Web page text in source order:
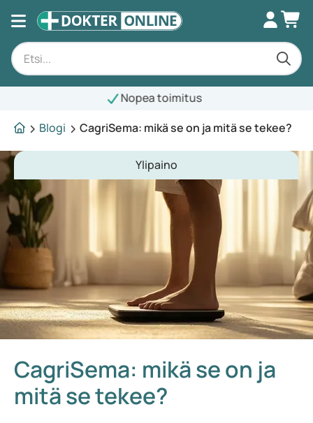
Nopea toimitus
Blogi
CagriSema: mikä se on ja mitä se tekee?
Ylipaino
CagriSema: mikä se on ja
mitä se tekee?